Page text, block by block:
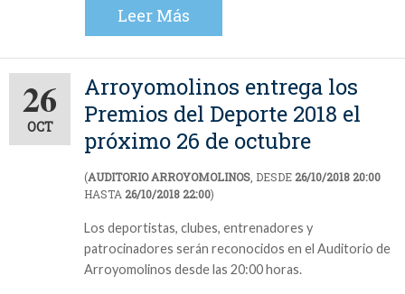
Leer Más
26
OCT
Arroyomolinos entrega los
Premios del Deporte 2018 el
próximo 26 de octubre
(AUDITORIO ARROYOMOLINOS , DESDE 26/10/2018 20:00
HASTA 26/10/2018 22:00)
Los deportistas, clubes, entrenadores y
patrocinadores serán reconocidos en el Auditorio de
Arroyomolinos desde las 20:00 horas.